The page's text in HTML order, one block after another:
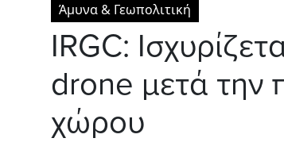
Άμυνα & Γεωπολιτική
IRGC:
drone μετά την
χώρου